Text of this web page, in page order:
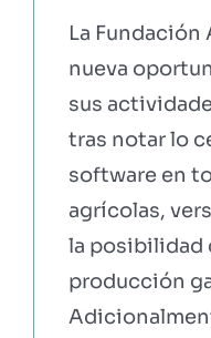
La Fundación
nueva
sus
tras notar lo
software en
agrícolas,
la posibilidad
producción